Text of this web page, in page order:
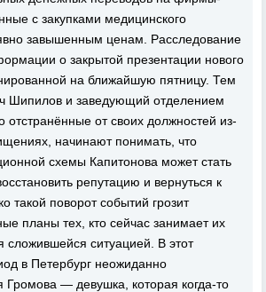
с закупками медицинского
завышенным ценам. Расследование
о закрытой презентации нового
на ближайшую пятницу. Тем
Шипилов и заведующий отделением
от своих должностей из-
начинают понимать, что
схемы Капитонова может стать
репутацию и вернуться к
такой поворот событий грозит
планы тех, кто сейчас занимает их
сложившейся ситуацией. В этот
в Петербург неожиданно
Громова — девушка, которая когда-то